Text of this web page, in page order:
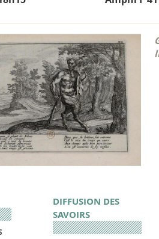
DIFFUSION DES
SAVOIRS